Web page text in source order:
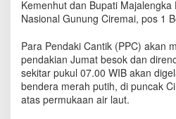
k
u
k
k
a
n
C
Kemenhut dan Bupati Majalengka
Nasional Gunung Ciremai, pos 1
Para Pendaki Cantik (PPC) akan
pendakian Jumat besok dan
sekitar pukul 07.00 WIB akan
bendera merah putih, di puncak
atas permukaan air laut.